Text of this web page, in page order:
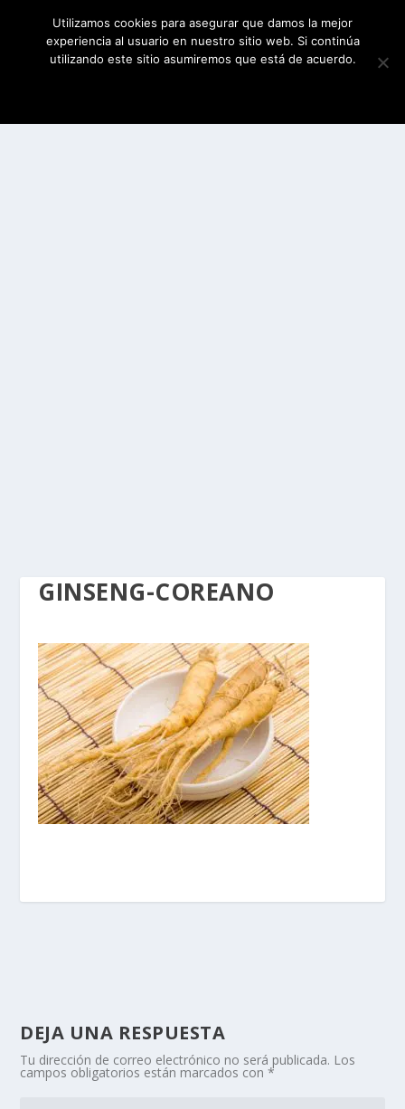
GINSENG-COREANO
DEJA UNA RESPUESTA
Tu dirección de correo electrónico no será publicada. Los
campos obligatorios están marcados con*
Utilizamos cookies para asegurar que damos la mejor
experiencia al usuario en nuestro sitio web. Si continúa
utilizando este sitio asumiremos que está de acuerdo.